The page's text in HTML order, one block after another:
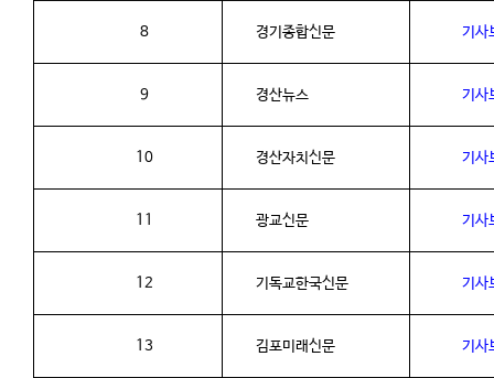
8 경기종합신문 기사
9 경산뉴스 기사
10 경산자치신문 기사
11 광교신문 기사
12 기독교한국신문 기사
13 김포미래신문 기사